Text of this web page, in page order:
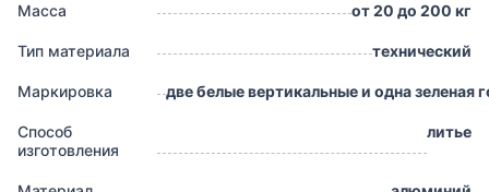
Масса от 20 до 200 кг
Тип материала технический
Маркировка две белые вертикальные и одна зеленая
Способ
изготовления
литье